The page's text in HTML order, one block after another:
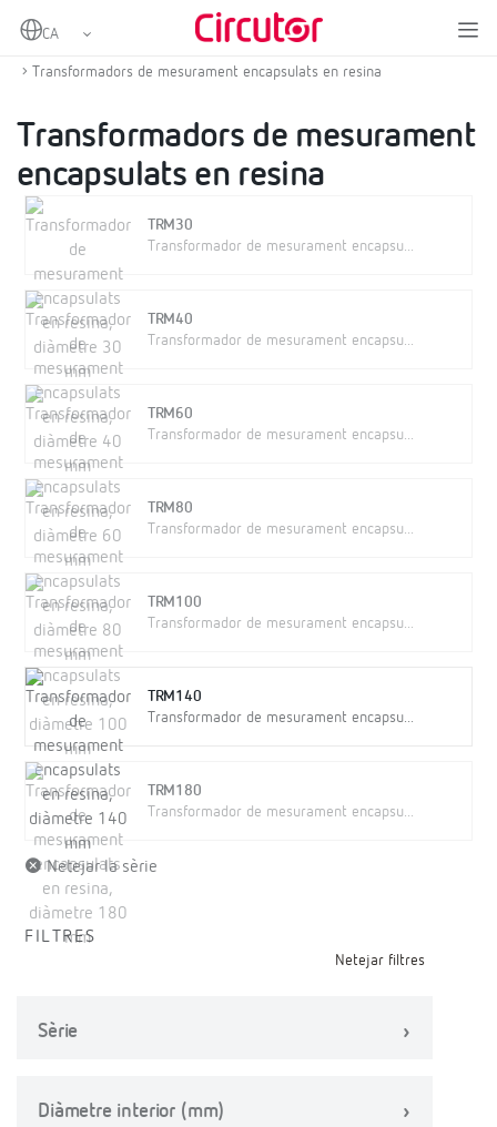
Home
Transformadors de corrent i shunts
Transformadors de mesurament encapsulats en resina
Transformadors de mesurament
encapsulats en resina
TRM30
Transformador de mesurament encapsu...
TRM40
Transformador de mesurament encapsu...
TRM60
Transformador de mesurament encapsu...
TRM80
Transformador de mesurament encapsu...
TRM100
Transformador de mesurament encapsu...
TRM140
Transformador de mesurament encapsu...
TRM180
Transformador de mesurament encapsu...
Netejar la sèrie
FILTRES
Netejar filtres
Sèrie
Diàmetre interior (mm)